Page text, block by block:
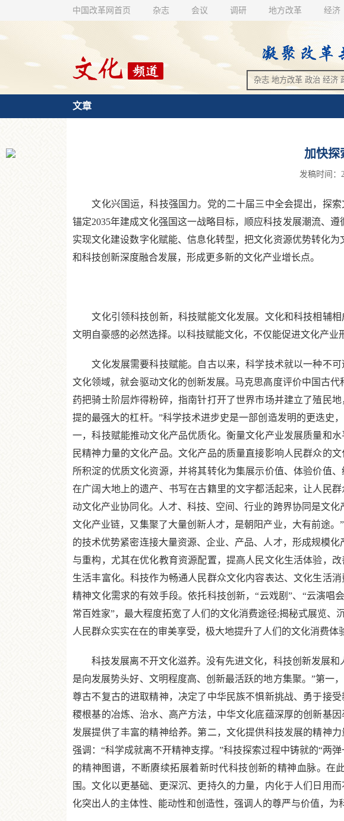
中国改革网首页 杂志 会议 调研 地方改革 经济
文章
加快探
发稿时间：
文化兴国运，科技强国力。党的二十届三中全会提出，探索
锚定2035年建成文化强国这一战略目标，顺应科技发展潮流、
实现文化建设数字化赋能、信息化转型，把文化资源优势转化
和科技创新深度融合发展，形成更多新的文化产业增长点。
文化引领科技创新，科技赋能文化发展。文化和科技相辅相
文明自豪感的必然选择。以科技赋能文化，不仅能促进文化产
文化发展需要科技赋能。自古以来，科学技术就以一种不可
文化领域，就会驱动文化的创新发展。马克思高度评价中国古
药把骑士阶层炸得粉碎，指南针打开了世界市场并建立了殖民
提的最强大的杠杆。”科学技术进步史是一部创造发明的更迭史
一，科技赋能推动文化产品优质化。衡量文化产业发展质量和
民精神力量的文化产品。文化产品的质量直接影响人民群众的
所积淀的优质文化资源，并将其转化为集展示价值、体验价值
在广阔大地上的遗产、书写在古籍里的文字都活起来，让人民
动文化产业协同化。人才、科技、空间、行业的跨界协同是文
文化产业链，又集聚了大量创新人才，是朝阳产业，大有前途
的技术优势紧密连接大量资源、企业、产品、人才，形成规模
与重构，尤其在优化教育资源配置，提高人民文化生活体验，
生活丰富化。科技作为畅通人民群众文化内容表达、文化生活
精神文化需求的有效手段。依托科技创新，“云戏剧”、“云演唱
常百姓家”，最大程度拓宽了人们的文化消费途径;揭秘式展览
人民群众实实在在的审美享受，极大地提升了人们的文化消费体
科技发展离不开文化滋养。没有先进文化，科技创新发展和
是向发展势头好、文明程度高、创新最活跃的地方集聚。”第一
尊古不复古的进取精神，决定了中华民族不惧新挑战、勇于接
稷根基的冶炼、治水、高产方法，中华文化底蕴深厚的创新基
发展提供了丰富的精神给养。第二，文化提供科技发展的精神
强调：“科学成就离不开精神支撑。”科技探索过程中铸就的“两
的精神图谱，不断赓续拓展着新时代科技创新的精神血脉。
围。文化以更基础、更深沉、更持久的力量，内化于人们日用
化突出人的主体性、能动性和创造性，强调人的尊严与价值，为